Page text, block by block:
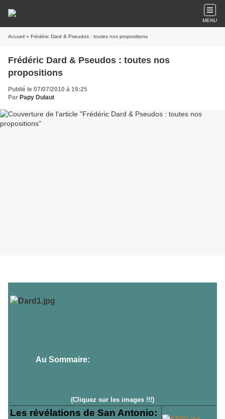
MENU
Accueil » Frédéric Dard & Pseudos : toutes nos propositions
Frédéric Dard & Pseudos : toutes nos
propositions
Publié le 07/07/2010 à 19:25
Par Papy Dulaut
Au Sommaire:
(Cliquez sur les images !!!)
Les révélations de San Antonio: